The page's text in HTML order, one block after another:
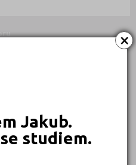
×
Jakub.
studiem.